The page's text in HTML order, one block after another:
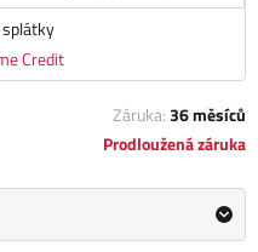
Credit
Záruka:36 měsíců
Prodloužená záruka